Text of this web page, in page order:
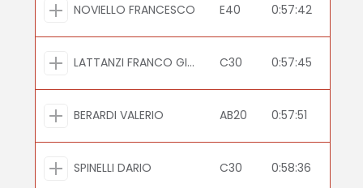
NOVIELLO FRANCESCO E40 0:57:42
LATTANZI FRANCO GIUSEPPE C30 0:57:45
BERARDI VALERIO AB20 0:57:51
SPINELLI DARIO C30 0:58:36